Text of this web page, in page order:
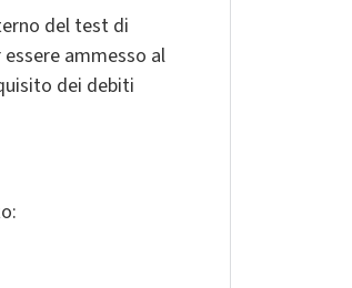
del test di
ammesso al
dei debiti